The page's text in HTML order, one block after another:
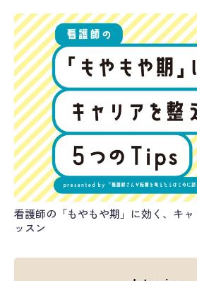
看護師の「もやもや期」に効く、キ
ッスン